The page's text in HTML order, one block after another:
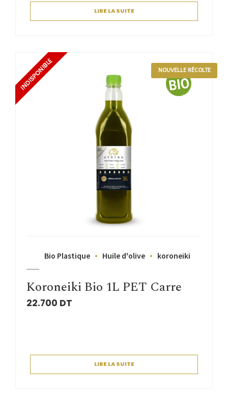
LIRE LA SUITE
NOUVELLE RÉCOLTE
Bio Plastique Huile d'olive koroneiki
Koroneiki Bio 1L PET Carre
22.700 DT
LIRE LA SUITE